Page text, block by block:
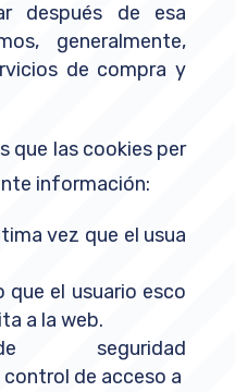
después de esa
generalmente,
de compra y
que las cookies per
información:
vez que el usua
que el usuario esco
a la web.
seguridad
de acceso a